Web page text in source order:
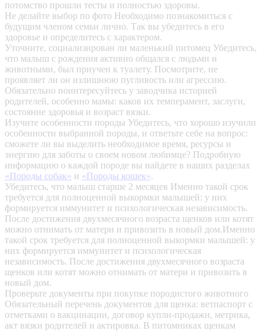
потомство прошли тесты и полностью здоровы.
Не делайте выбор по фото Необходимо познакомиться с
будущим членом семьи лично. Так вы убедитесь в его
здоровье и определитесь с характером.
Уточните, социализирован ли маленький питомец Убедитесь,
что малыш с рождения активно общался с людьми и
животными, был приучен к туалету. Посмотрите, не
проявляет ли он излишнюю пугливость или агрессию.
Обязательно поинтересуйтесь у заводчика историей
родителей, особенно мамы: каков их темперамент, заслуги,
состояние здоровья и возраст вязки.
Изучите особенности породы Убедитесь, что хорошо изучили
особенности выбранной породы, и ответьте себе на вопрос:
сможете ли вы выделить необходимое время, ресурсы и
энергию для заботы о своем новом любимце? Подробную
информацию о каждой породе вы найдете в наших разделах
«Породы собак» и «Породы кошек».
Убедитесь, что малыш старше 2 месяцев Именно такой срок
требуется для полноценной выкормки малышей: у них
формируется иммунитет и психологическая независимость.
После достижения двухмесячного возраста щенков или котят
можно отнимать от матери и привозить в новый дом.Именно
такой срок требуется для полноценной выкормки малышей: у
них формируется иммунитет и психологическая
независимость. После достижения двухмесячного возраста
щенков или котят можно отнимать от матери и привозить в
новый дом.
Проверьте документы при покупке породистого животного
Обязательный перечень документов для щенка: ветпаспорт с
отметками о вакцинации, договор купли-продажи, метрика,
акт вязки родителей и актировка. В питомниках щенкам